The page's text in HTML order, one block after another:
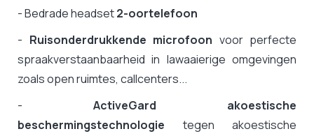
- Bedrade headset2-oortelefoon
- Ruisonderdrukkende microfoon voor perfecte
spraakverstaanbaarheid in lawaaierige omgevingen
zoals open ruimtes, callcenters...
- ActiveGard akoestische
beschermingstechnologie tegen akoestische